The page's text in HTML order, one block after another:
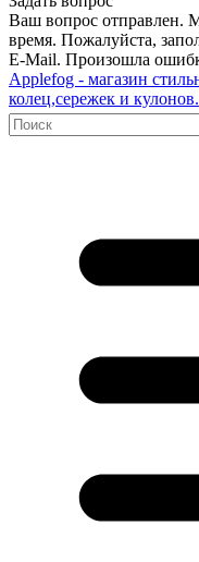
Ваш вопрос отправлен.
время. Пожалуйста,
E-Mail. Произошла
Applefog - магазин
колец,сережек и кулонов.